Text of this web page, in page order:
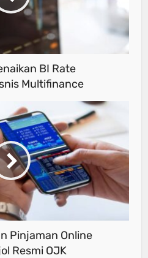
BI Rate
Multifinance
Pinjaman Online
Resmi OJK